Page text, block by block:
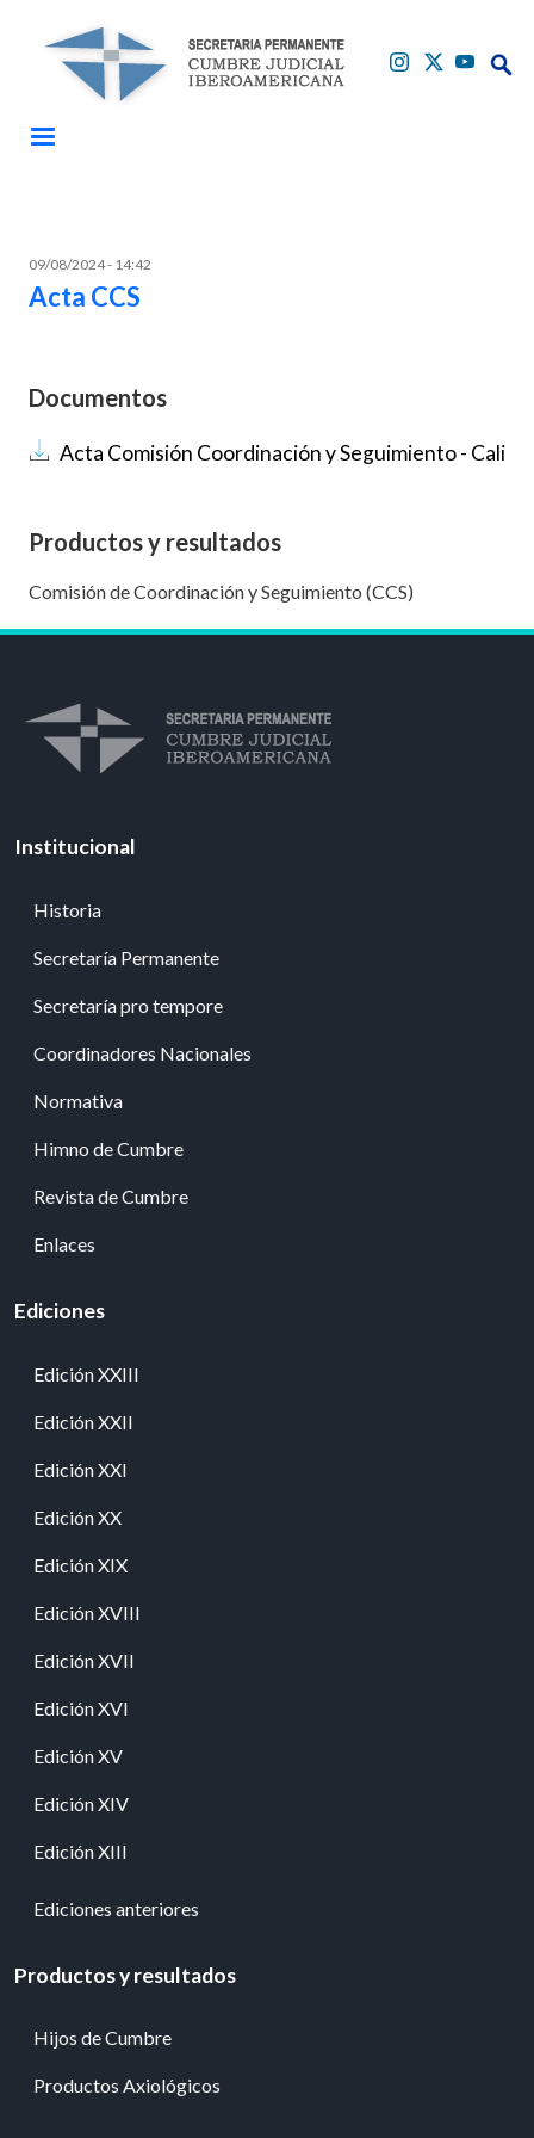
09/08/2024 - 14:42
Acta CCS
Documentos
Documento
Acta Comisión Coordinación y Seguimiento - Cali
Productos y resultados
Comisión de Coordinación y Seguimiento (CCS)
Institucional
Historia
Secretaría Permanente
Secretaría pro tempore
Coordinadores Nacionales
Normativa
Himno de Cumbre
Revista de Cumbre
Enlaces
Ediciones
Edición XXIII
Edición XXII
Edición XXI
Edición XX
Edición XIX
Edición XVIII
Edición XVII
Edición XVI
Edición XV
Edición XIV
Edición XIII
Ediciones anteriores
Productos y resultados
Hijos de Cumbre
Productos Axiológicos